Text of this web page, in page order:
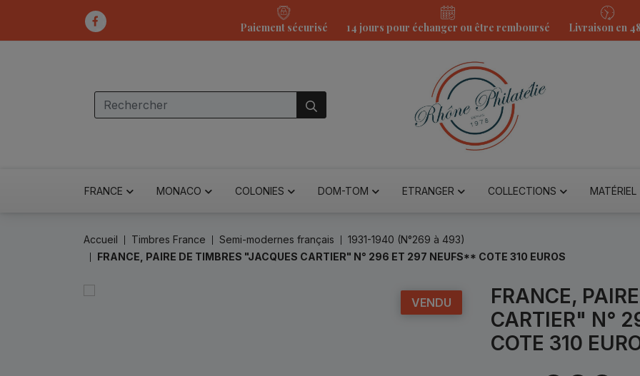
Paiement sécurisé 14 jours pour échanger ou être remboursé Livraison en
FRANCE MONACO COLONIES DOM-TOM ETRANGER COLLECTIONS MATÉRIEL
Accueil Timbres France Semi-modernes français
1931-1940 (N°269 à 493)
FRANCE, PAIRE DE TIMBRES "JACQUES CARTIER" N° 296 ET 297 NEUFS** COTE 310 EUROS
VENDU
FRANCE,
CARTIER" N°
COTE 310